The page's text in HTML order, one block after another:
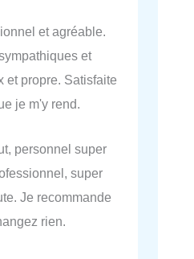
et agréable.
et
et propre. Satisfaite
je m'y rend.
personnel super
super
Je recommande
rien.